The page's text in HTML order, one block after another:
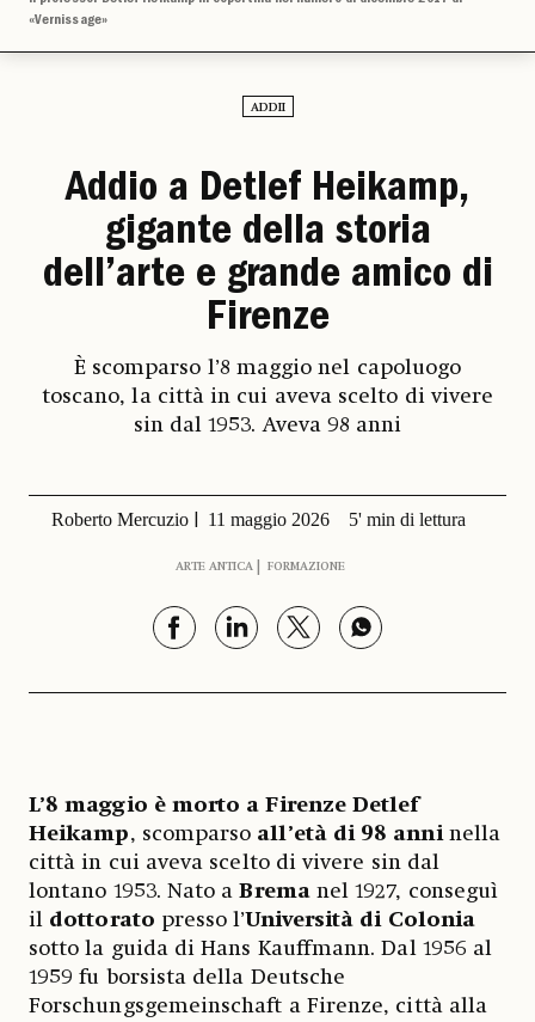
«Vernissage»
ADDII
Addio a Detlef Heikamp,
gigante della storia
dell’arte e grande amico di
Firenze
È scomparso l’8 maggio nel capoluogo
toscano, la città in cui aveva scelto di vivere
sin dal 1953. Aveva 98 anni
Roberto Mercuzio 11 maggio 2026 5' min di lettura
ARTE ANTICA FORMAZIONE
L’8 maggio è morto a Firenze Detlef
Heikamp, scomparso all’età di 98 anninella
città in cui aveva scelto di vivere sin dal
lontano 1953. Nato aBremanel 1927, conseguì
il dottorato presso l’Università di Colonia
sotto la guida di Hans Kauffmann. Dal 1956 al
1959 fu borsista della Deutsche
Forschungsgemeinschaft a Firenze, città alla